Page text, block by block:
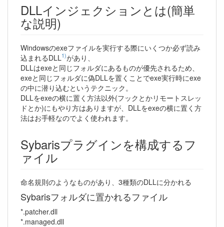
DLLインジェクションとは(簡単
な説明)
Windowsのexeファイルを実行する際にいくつか必ず読み
込まれるDLL1)があり、
DLLはexeと同じフォルダにあるものが優先されるため、
exeと同じフォルダに偽DLLを置くことでexe実行時にexe
の中に潜り込むというテクニック。
DLLをexeの横に置く方法以外(フックとかリモートスレッ
ドとか)にもやり方はありますが、DLLをexeの横に置く方
法はお手軽なのでよく使われます。
Sybarisプラグインを構成するフ
ァイル
命名規則のようなものがあり、3種類のDLLに分かれる
Sybarisフォルダに置かれるファイル
*.patcher.dll
*.managed.dll